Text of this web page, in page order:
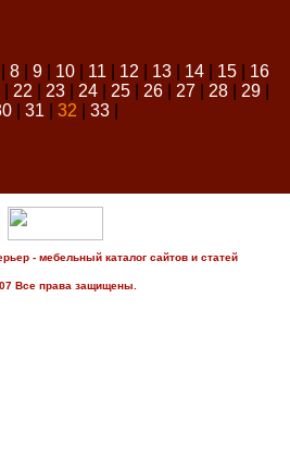
8| 9| 10| 11| 12| 13| 14| 15| 16
| 22| 23| 24| 25| 26| 27 28| 29|
| 31| 32 33|
- мебельный каталог сайтов и статей
Все права защищены.